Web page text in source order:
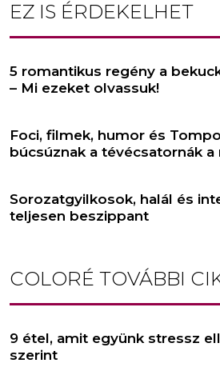
EZ IS ÉRDEKELHET
5 romantikus regény a
– Mi ezeket olvassuk!
Foci, filmek, humor és
búcsúznak a tévécsatornák a
Sorozatgyilkosok, halál és
teljesen beszippant
COLORÉ TOVÁBBI
9 étel, amit együnk stressz
szerint